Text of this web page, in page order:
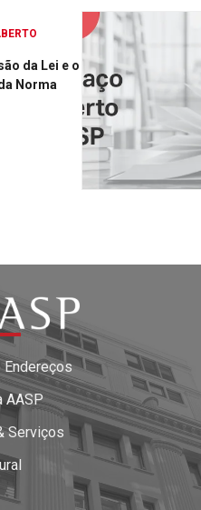
da Lei e o
Norma
AASP
Serviços